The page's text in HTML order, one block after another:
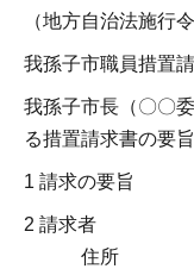
（地方自治法施行
我孫子市職員措置
我孫子市長（〇〇
る措置請求書の要旨
1 請求の要旨
2 請求者
住所